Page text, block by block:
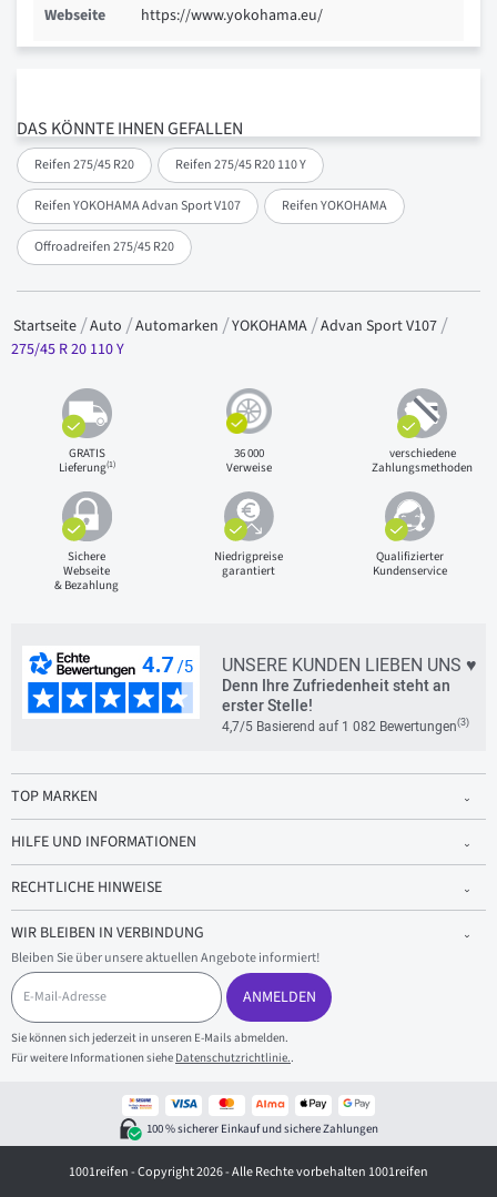
DAS KÖNNTE IHNEN GEFALLEN
Reifen 275/45 R20 Reifen 275/45 R20 110 Y
Reifen YOKOHAMA Advan Sport V107 Reifen YOKOHAMA
Offroadreifen 275/45 R20
Webseite https://www.yokohama.eu/
Startseite Auto Automarken YOKOHAMA Advan Sport V107
275/45 R 20 110 Y
GRATIS
Lieferung(1)
36 000
Verweise
verschiedene
Zahlungsmethoden
Sichere
Webseite
& Bezahlung
Niedrigpreise
garantiert
Qualifizierter
Kundenservice
UNSERE KUNDEN LIEBEN UNS ♥
Denn Ihre Zufriedenheit steht an
erster Stelle!
4,7/5 Basierend auf 1 082 Bewertungen(3)
TOP MARKEN
HILFE UND INFORMATIONEN
RECHTLICHE HINWEISE
WIR BLEIBEN IN VERBINDUNG
Bleiben Sie über unsere aktuellen Angebote informiert!
E
-
M
a
i
l
ANMELDEN
Sie können sich jederzeit in unseren E-Mails abmelden.
Für weitere Informationen siehe Datenschutzrichtlinie..
100 % sicherer Einkauf und sichere Zahlungen
1001reifen - Copyright 2026 - Alle Rechte vorbehalten 1001reifen